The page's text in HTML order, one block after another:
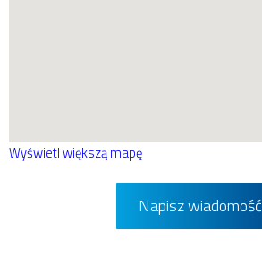
Wyświetl większą mapę
Napisz wiadomość